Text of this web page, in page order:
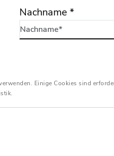
Nachname *
Einige Cookies sind